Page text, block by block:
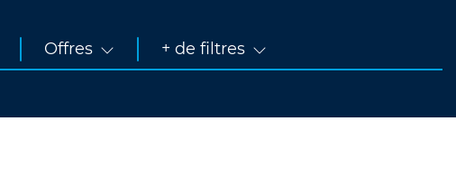
Offres + de filtres